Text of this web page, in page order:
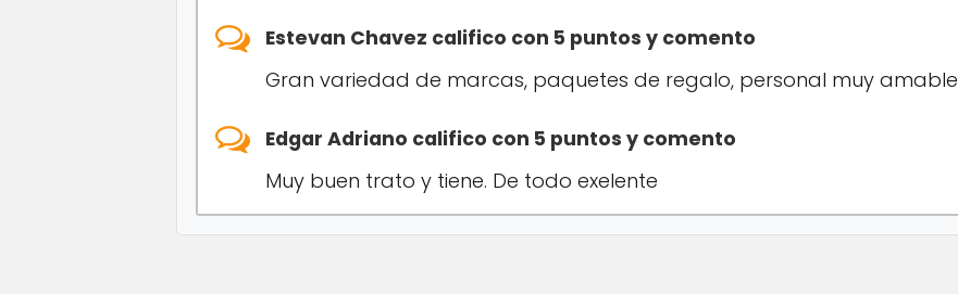
Estevan Chavez califico con 5 puntos y comento
Gran variedad de marcas, paquetes de regalo, personal muy amable
Edgar Adriano califico con 5 puntos y comento
Muy buen trato y tiene. De todo exelente